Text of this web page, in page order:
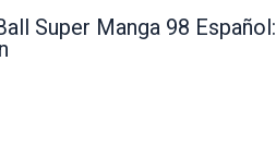
Super Manga 98 Español: